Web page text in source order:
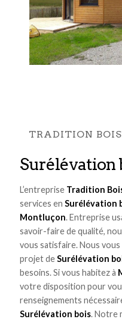
TRADITION
L’entreprise Tradition
services en Surélévation
Montluçon. Entreprise
savoir-faire de qualité,
vous satisfaire. Nous
projet deSurélévation
besoins. Si vous habitez à
votre disposition pour
renseignements
Surélévation bois. Notre